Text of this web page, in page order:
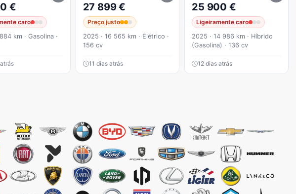
€
caro
km · Gasolina ·
27 899 €
Preço justo
2025 · 16 565 km · Elétrico ·
156 cv
11 dias atrás
25 900 €
Ligeiramente caro
2025 · 14 986 km · Híbrido
(Gasolina) · 136 cv
12 dias atrás